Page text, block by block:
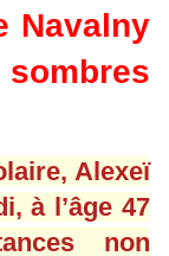
Navalny
Alexeï
à l’âge 47
non